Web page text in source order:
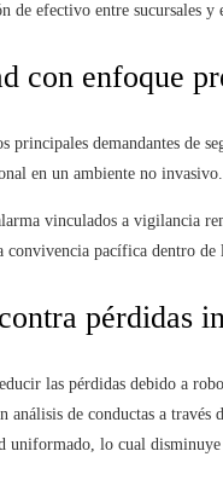
efectivo entre sucursales y
con enfoque
demandantes de
en un ambiente no invasivo.
vinculados a vigilancia
pacífica dentro de
pérdidas
las pérdidas debido a
de conductas a través
uniformado, lo cual